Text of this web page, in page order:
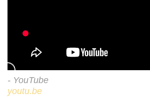
- YouTube
youtu.be